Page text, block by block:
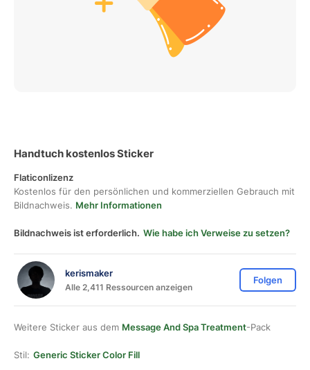
Handtuch kostenlos Sticker
Flaticonlizenz
Kostenlos für den persönlichen und kommerziellen Gebrauch mit
Bildnachweis. Mehr Informationen
Bildnachweis ist erforderlich. Wie habe ich Verweise zu setzen?
kerismaker
Alle 2,411 Ressourcen anzeigen
Folgen
Weitere Sticker aus dem Message And Spa Treatment-Pack
Stil: Generic Sticker Color Fill